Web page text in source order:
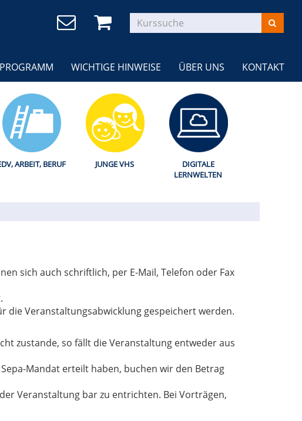
PROGRAMM WICHTIGE HINWEISE ÜBER UNS KONTAKT
ARBEIT, BERUF JUNGE VHS
DIGITALE
LERNWELTEN
sich auch schriftlich, per E-Mail, Telefon oder Fax
die Veranstaltungsabwicklung gespeichert werden.
zustande, so fällt die Veranstaltung entweder aus
Mandat erteilt haben, buchen wir den Betrag
Veranstaltung bar zu entrichten. Bei Vorträgen,